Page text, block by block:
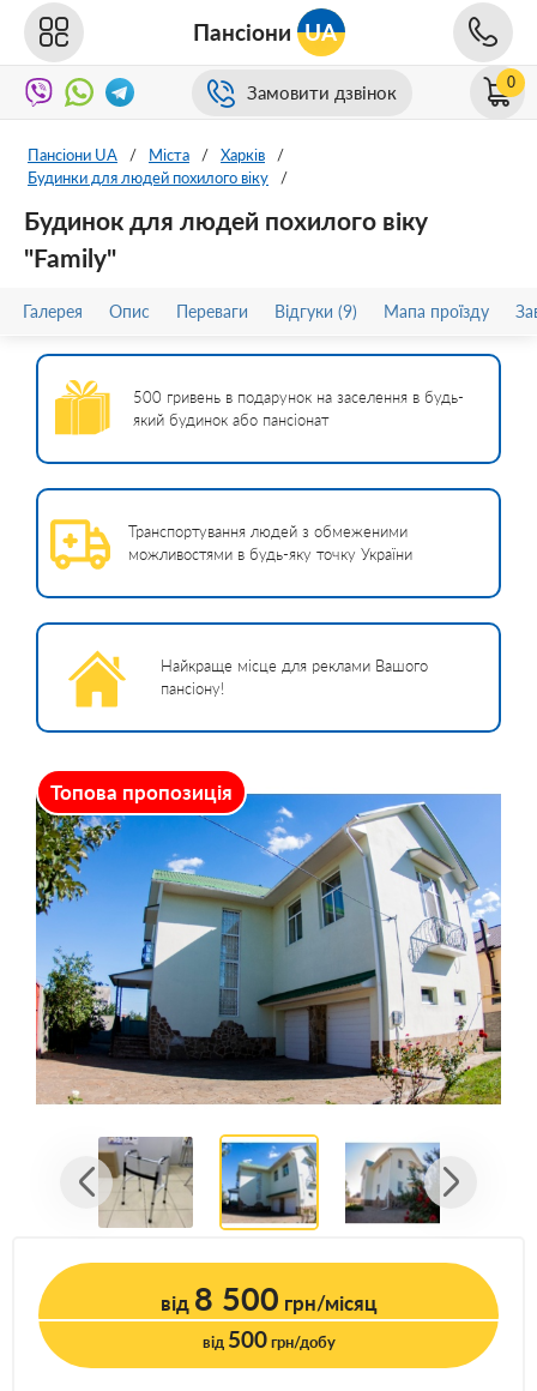
Пансіони UA
Замовити дзвінок 0
Пансіони UA / Міста / Харків
/
Будинки для людей похилого віку
/
Будинок для людей похилого віку
"Family"
Галерея Опис Переваги Відгуки (9) Мапа проїзду
500 гривень в подарунок на заселення в будь-
який будинок або пансіонат
Транспортування людей з обмеженими
можливостями в будь-яку точку України
Найкраще місце для реклами Вашого
пансіону!
Топова пропозиція
від 8 500 грн/місяц
від 500грн/добу